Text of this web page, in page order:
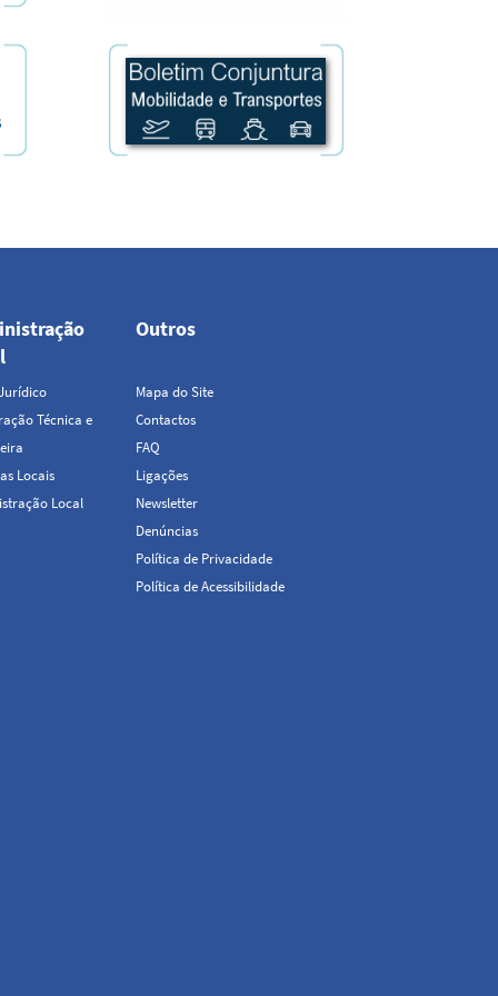
Técnica e
Locais
Local
Menu
Outros
Mapa do Site
Contactos
FAQ
Ligações
Newsletter
Denúncias
Política de Privacidade
Política de Acessibilidade